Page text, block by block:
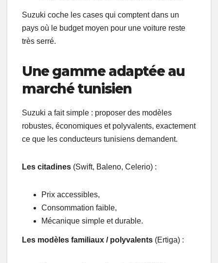
Suzuki coche les cases qui comptent dans un
pays où le budget moyen pour une voiture reste
très serré.
Une gamme adaptée au
marché tunisien
Suzuki a fait simple : proposer des modèles
robustes, économiques et polyvalents, exactement
ce que les conducteurs tunisiens demandent.
Les citadines (Swift, Baleno, Celerio) :
Prix accessibles,
Consommation faible,
Mécanique simple et durable.
Les modèles familiaux / polyvalents (Ertiga) :